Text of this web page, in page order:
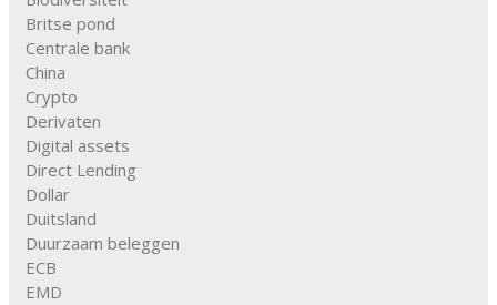
Britse pond
Centrale bank
China
Crypto
Derivaten
Digital assets
Direct Lending
Dollar
Duitsland
Duurzaam beleggen
ECB
EMD